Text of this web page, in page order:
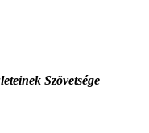
Szövetsége